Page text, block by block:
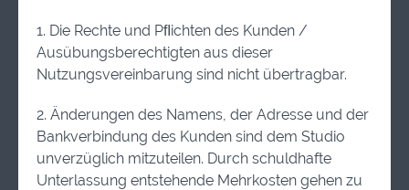
1. Die Rechte und Pﬂichten des Kunden /
Ausübungsberechtigten aus dieser
Nutzungsvereinbarung sind nicht übertragbar.
2. Änderungen des Namens, der Adresse und der
Bankverbindung des Kunden sind dem Studio
unverzüglich mitzuteilen. Durch schuldhafte
Unterlassung entstehende Mehrkosten gehen zu